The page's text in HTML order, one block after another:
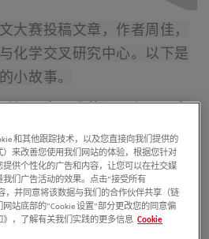
大赛投稿文章，作者周佳，
化学交叉研究中心。以下是
小故事。
候，由于我的课题主要研究
所以大多数实验都是在神经
近体内水平，我们直接在体
片来进行实验。我们首先在
达目的基因然后看神经元形
有没有发生变化，因此也就
和其他跟踪技术，以及您直接向我们提供的
来改善您使用我们网站的体验，根据您针对
供个性化的广告和内容，让您可以在社交媒
们广告活动的效果。点击“接受所有
，并同意将该数据与我们的合作伙伴共享（链
站底部的“Cookie 设置”部分更改您的同意偏
》，了解有关我们实践的更多信息 Cookie